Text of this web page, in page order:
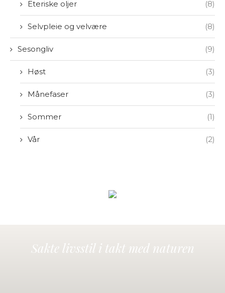
Eteriske oljer (8)
Selvpleie og velvære (8)
Sesongliv (9)
Høst (3)
Månefaser (3)
Sommer (1)
Vår (2)
Sakte livsstil i takt med naturen